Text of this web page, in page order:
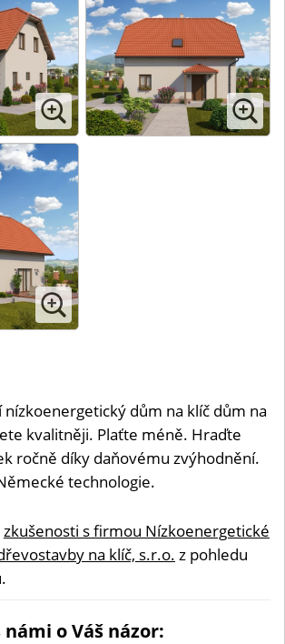
dům na klíč dům na
kvalitněji. Plaťte méně. Hraďte
ročně díky daňovému zvýhodnění.
technologie.
zkušenosti s firmou Nízkoenergetické
na klíč, s.r.o. z pohledu
o Váš názor: